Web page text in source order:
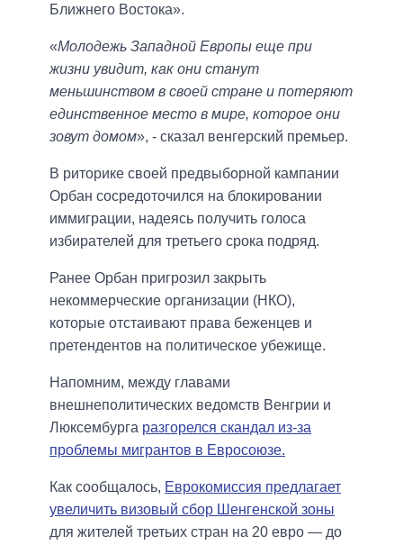
Ближнего Востока».
«Молодежь Западной Европы еще при
жизни увидит, как они станут
меньшинством в своей стране и потеряют
единственное место в мире, которое они
зовут домом», - сказал венгерский премьер.
В риторике своей предвыборной кампании
Орбан сосредоточился на блокировании
иммиграции, надеясь получить голоса
избирателей для третьего срока подряд.
Ранее Орбан пригрозил закрыть
некоммерческие организации (НКО),
которые отстаивают права беженцев и
претендентов на политическое убежище.
Напомним, между главами
внешнеполитических ведомств Венгрии и
Люксембурга разгорелся скандал из-за
проблемы мигрантов в Евросоюзе.
Как сообщалось, Еврокомиссия предлагает
увеличить визовый сбор Шенгенской зоны
для жителей третьих стран на 20 евро — до